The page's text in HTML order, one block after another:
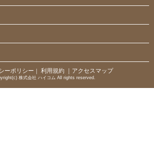
ーポリシー ｜ 利用規約 ｜アクセスマップ
株式会社 ハイコム All rights reserved.